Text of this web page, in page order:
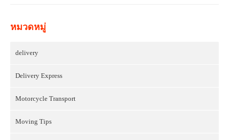
หมวดหมู่
delivery
Delivery Express
Motorcycle Transport
Moving Tips